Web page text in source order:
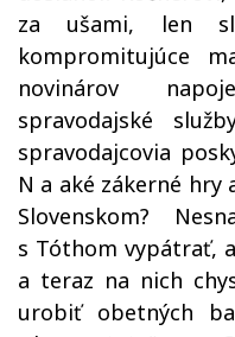
za ušami, len
kompromitujúce
novinárov
spravodajské
spravodajcovia
N a aké zákerné
Slovenskom?
s Tóthom vypátrať,
a teraz na nich
urobiť obetných